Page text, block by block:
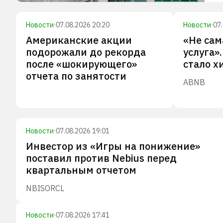
Новости·07.08.2026 20:20
Американские акции
подорожали до рекорда
после «шокирующего»
отчета по занятости
Новости·
«Не
стало
ABNB
Новости·07.08.2026 19:01
Инвестор из «Игры на понижение»
поставил против Nebius перед
квартальным отчетом
NBISORCL
Новости·07.08.2026 17:41